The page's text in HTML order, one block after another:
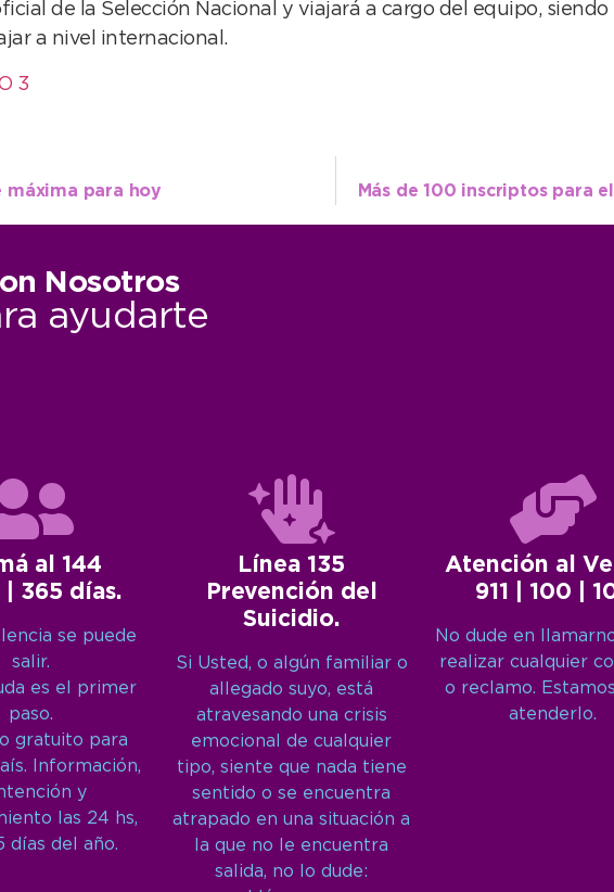
de la Selección Nacional y viajará a cargo del equipo,
a nivel internacional.
3
máxima para hoy
Nosotros
ayudarte
al 144
| 365 días.
se puede
salir.
es el primer
paso.
gratuito para
Información,
y
las 24 hs,
días del año.
Línea 135
Prevención del
Suicidio.
Si Usted, o algún familiar o
allegado suyo, está
atravesando una crisis
emocional de cualquier
tipo, siente que nada tiene
sentido o se encuentra
atrapado en una situación a
la que no le encuentra
salida, no lo dude:
Atención al
911 | 100 |
No dude en
realizar cualquier
o reclamo.
atenderlo.